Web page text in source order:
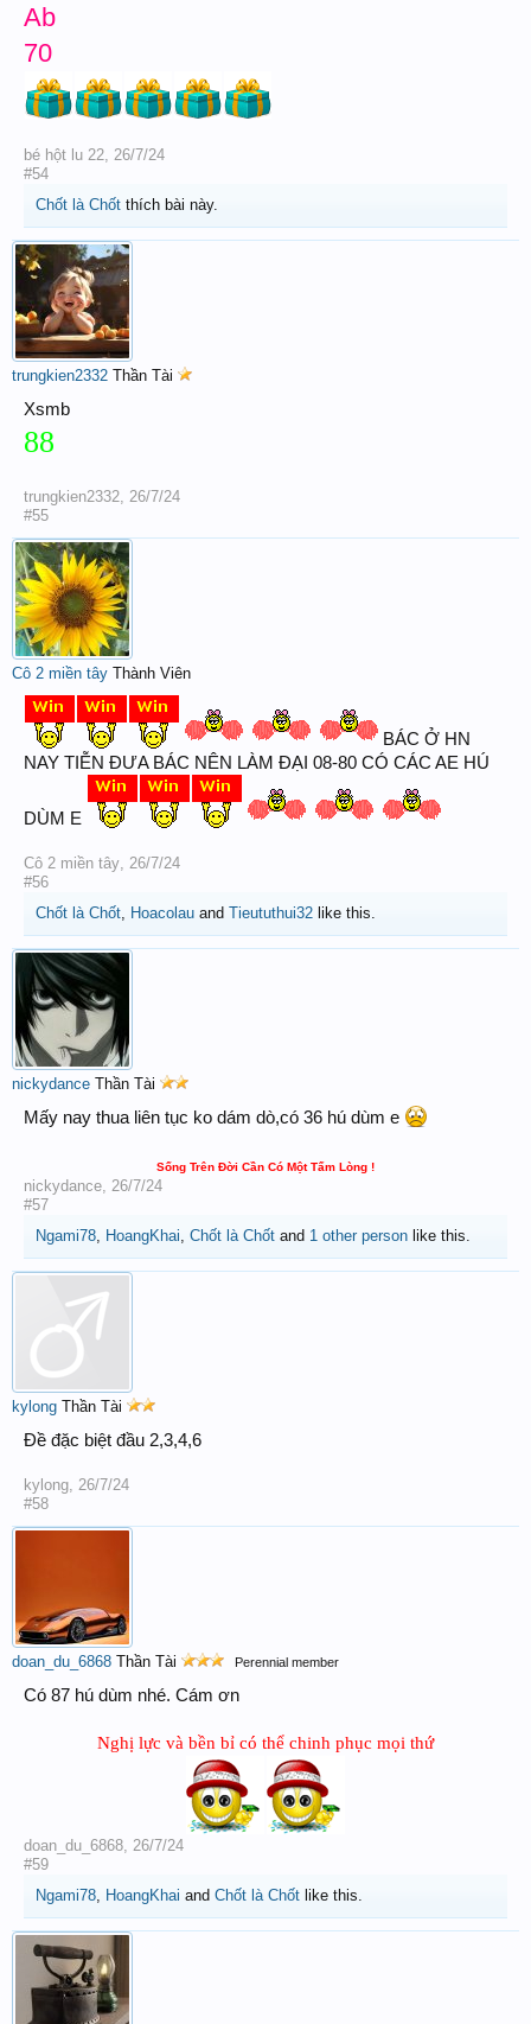
Ab
70
bé hột lu 22 26/7/24
#54
Chốt là Chốt thích bài này.
trungkien2332 Thần Tài
Xsmb
88
trungkien2332 26/7/24
#55
Cô 2 miền tây Thành Viên
BÁC Ở HN
NAY TIỄN ĐƯA BÁC NÊN LÀM ĐẠI 08-80 CÓ CÁC AE HÚ
DÙM E
Cô 2 miền tây 26/7/24
#56
Chốt là Chốt Hoacolau and Tieututhui32 like this.
nickydance Thần Tài
Mấy nay thua liên tục ko dám dò,có 36 hú dùm e
Sống Trên Đời Cần Có Một Tấm Lòng !
nickydance 26/7/24
#57
Ngami78 HoangKhai Chốt là Chốt and 1 other person like this.
kylong Thần Tài
Đề đặc biệt đầu 2,3,4,6
kylong 26/7/24
#58
doan_du_6868 Thần Tài Perennial member
Có 87 hú dùm nhé. Cám ơn
Nghị lực và bền bỉ có thể chinh phục mọi thứ
doan_du_6868 26/7/24
#59
Ngami78 HoangKhai and Chốt là Chốt like this.